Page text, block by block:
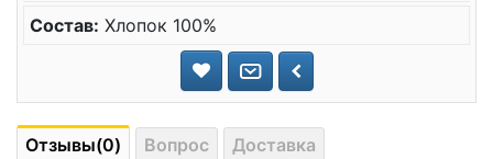
Состав: Хлопок 100%
Отзывы(0) Вопрос Доставка